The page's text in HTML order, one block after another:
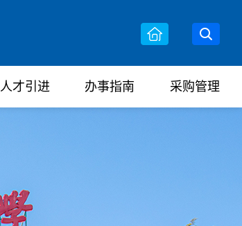
人才引进 办事指南 采购管理